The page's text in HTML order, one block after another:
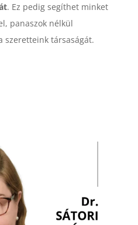
. Ez pedig segíthet minket
panaszok nélkül
szeretteink társaságát.